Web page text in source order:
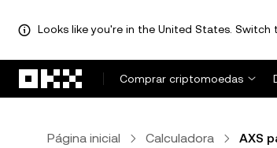
Looks like you're in the United States.
Comprar criptomoedas
Página inicial Calculadora AXS